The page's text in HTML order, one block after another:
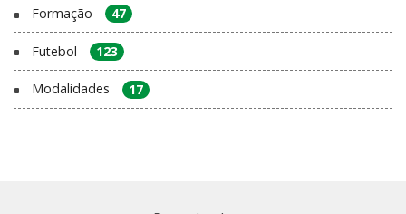
Formação 47
Futebol 123
Modalidades 17